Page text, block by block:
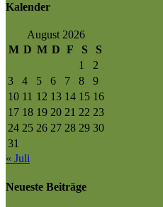
Kalender
August 2026
M D M D F S
S
1
2
3
4 5 6 7 8
9
10 11 12 13 14 15 16
17 18 19 20 21 22 23
24 25 26 27 28 29 30
31
« Juli
Neueste Beiträge